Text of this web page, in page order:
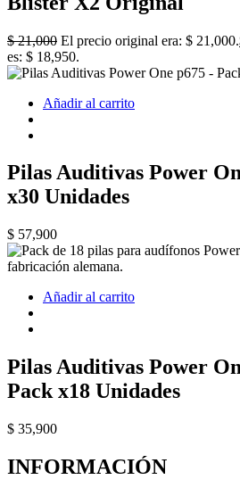
$21,000 El precio original era: $ 21,000.
es: $ 18,950.
Añadir al carrito
Pilas Auditivas Power
x30 Unidades
$ 57,900
Añadir al carrito
Pilas Auditivas Power
Pack x18 Unidades
$ 35,900
INFORMACIÓN